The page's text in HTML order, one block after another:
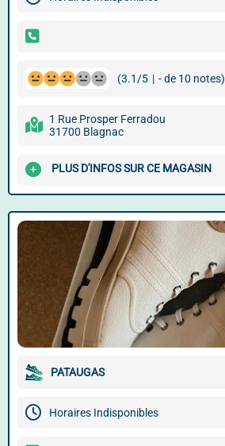
(3.1/5 | - de 10 notes)
1 Rue Prosper Ferradou
31700 Blagnac
PLUS D'INFOS SUR CE MAGASIN
PATAUGAS
Horaires Indisponibles